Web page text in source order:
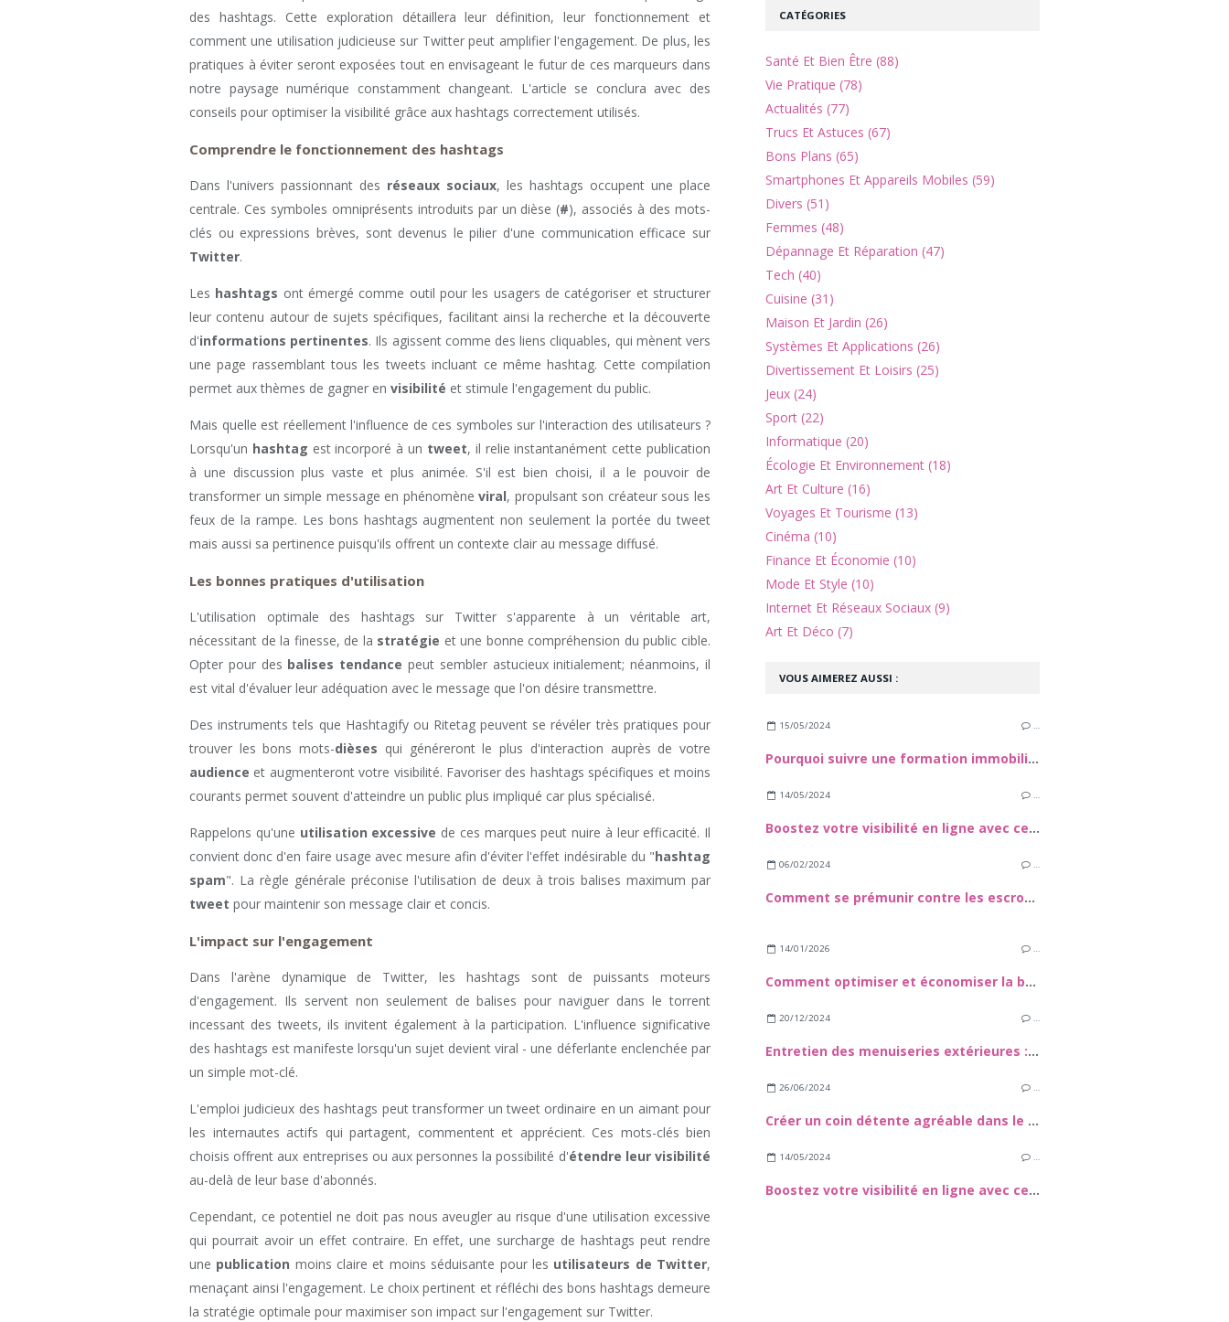
des hashtags. Cette exploration détaillera leur définition, leur fonctionnement et
comment une utilisation judicieuse sur Twitter peut amplifier l'engagement. De plus, les
pratiques à éviter seront exposées tout en envisageant le futur de ces marqueurs dans
notre paysage numérique constamment changeant. L'article se conclura avec des
conseils pour optimiser la visibilité grâce aux hashtags correctement utilisés.
Comprendre le fonctionnement des hashtags
Dans l'univers passionnant des réseaux sociaux, les hashtags occupent une place
centrale. Ces symboles omniprésents introduits par un dièse (#), associés à des mots-
clés ou expressions brèves, sont devenus le pilier d'une communication efficace sur
Twitter.
Les hashtags ont émergé comme outil pour les usagers de catégoriser et structurer
leur contenu autour de sujets spécifiques, facilitant ainsi la recherche et la découverte
d'informations pertinentes. Ils agissent comme des liens cliquables, qui mènent vers
une page rassemblant tous les tweets incluant ce même hashtag. Cette compilation
permet aux thèmes de gagner en visibilité et stimule l'engagement du public.
Mais quelle est réellement l'influence de ces symboles sur l'interaction des utilisateurs ?
Lorsqu'un hashtag est incorporé à un tweet, il relie instantanément cette publication
à une discussion plus vaste et plus animée. S'il est bien choisi, il a le pouvoir de
transformer un simple message en phénomèneviral, propulsant son créateur sous les
feux de la rampe. Les bons hashtags augmentent non seulement la portée du tweet
mais aussi sa pertinence puisqu'ils offrent un contexte clair au message diffusé.
Les bonnes pratiques d'utilisation
L'utilisation optimale des hashtags sur Twitter s'apparente à un véritable art,
nécessitant de la finesse, de la stratégie et une bonne compréhension du public cible.
Opter pour des balises tendance peut sembler astucieux initialement; néanmoins, il
est vital d'évaluer leur adéquation avec le message que l'on désire transmettre.
Des instruments tels que Hashtagify ou Ritetag peuvent se révéler très pratiques pour
trouver les bons mots-dièses qui généreront le plus d'interaction auprès de votre
audience et augmenteront votre visibilité. Favoriser des hashtags spécifiques et moins
courants permet souvent d'atteindre un public plus impliqué car plus spécialisé.
Rappelons qu'une utilisation excessive de ces marques peut nuire à leur efficacité. Il
convient donc d'en faire usage avec mesure afin d'éviter l'effet indésirable du "hashtag
spam". La règle générale préconise l'utilisation de deux à trois balises maximum par
tweet pour maintenir son message clair et concis.
L'impact sur l'engagement
Dans l'arène dynamique de Twitter, les hashtags sont de puissants moteurs
d'engagement. Ils servent non seulement de balises pour naviguer dans le torrent
incessant des tweets, ils invitent également à la participation. L'influence significative
des hashtags est manifeste lorsqu'un sujet devient viral - une déferlante enclenchée par
un simple mot-clé.
L'emploi judicieux des hashtags peut transformer un tweet ordinaire en un aimant pour
les internautes actifs qui partagent, commentent et apprécient. Ces mots-clés bien
choisis offrent aux entreprises ou aux personnes la possibilité d'étendre leur visibilité
au-delà de leur base d'abonnés.
Cependant, ce potentiel ne doit pas nous aveugler au risque d'une utilisation excessive
qui pourrait avoir un effet contraire. En effet, une surcharge de hashtags peut rendre
une publication moins claire et moins séduisante pour les utilisateurs de Twitter,
menaçant ainsi l'engagement. Le choix pertinent et réfléchi des bons hashtags demeure
la stratégie optimale pour maximiser son impact sur l'engagement sur Twitter.
VOUS AIMEREZ AUSSI :
15/05/2024 …
Pourquoi suivre une formation immobilière en ligne ?
14/05/2024 …
Boostez votre visibilité en ligne avec ces stratégies efficaces
06/02/2024 …
Comment se prémunir contre les escroqueries en ligne ?
14/01/2026 …
Comment optimiser et économiser la batterie de votre Samsung Galaxy S24
20/12/2024 …
Entretien des menuiseries extérieures : Guide pratique
26/06/2024 …
Créer un coin détente agréable dans le jardin
14/05/2024 …
Boostez votre visibilité en ligne avec ces stratégies efficaces
CATÉGORIES
Santé Et Bien Être (88)
Vie Pratique (78)
Actualités (77)
Trucs Et Astuces (67)
Bons Plans (65)
Smartphones Et Appareils Mobiles (59)
Divers (51)
Femmes (48)
Dépannage Et Réparation (47)
Tech (40)
Cuisine (31)
Maison Et Jardin (26)
Systèmes Et Applications (26)
Divertissement Et Loisirs (25)
Jeux (24)
Sport (22)
Informatique (20)
Écologie Et Environnement (18)
Art Et Culture (16)
Voyages Et Tourisme (13)
Cinéma (10)
Finance Et Économie (10)
Mode Et Style (10)
Internet Et Réseaux Sociaux (9)
Art Et Déco (7)